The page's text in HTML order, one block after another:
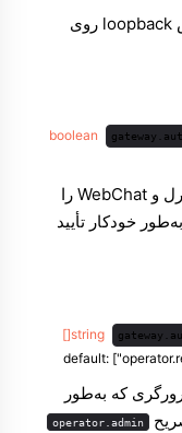
پشتیبانی اختیاری از پراکسی‌های معکوس loopback روی
boolean
هویت دستگاه‌های جدید رابط کاربری کنترل و WebChat را
خودکار تأیید
string[]
default:
که به‌طور
operator.admin